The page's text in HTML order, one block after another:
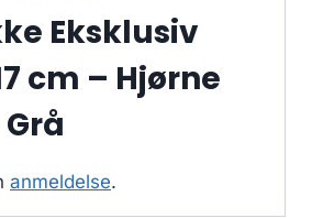
Eksklusiv
cm – Hjørne
anmeldelse.